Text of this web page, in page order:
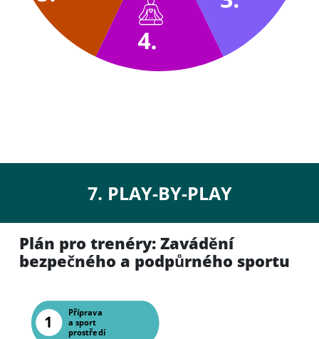
7. PLAY-BY-PLAY
Plán pro trenéry: Zavádění
bezpečného a podpůrného sportu
Příprava
a sport
prostředí